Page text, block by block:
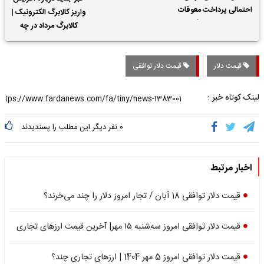
احتمالی پرداخت معوقات
واریز کالابرگ الکترونیک |
کالابرگ مرداد در چه
تاریخی واریز خواهد شد؟
قیمت دلار قیمت دلار توافقی
لینک کوتاه خبر :
۰ نفر دیگر این مطلب را پسندیدند
اخبار مرتبط
قیمت دلار توافقی 18 آبان / تجار امروز دلار را چند می‌خرند؟
قیمت دلار توافقی امروز سه‌شنبه ۱۵ مهر| آخرین قیمت ارزهای تجاری
قیمت دلار توافقی امروز 5 مهر 1404 | ارزهای تجاری چند؟